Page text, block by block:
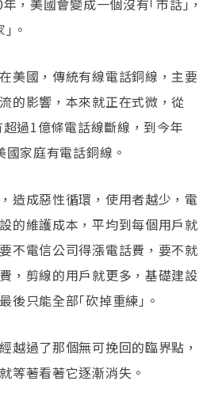
。
美國，傳統有線電話銅線，主要
的影響，本來就正在式微，從
過1億條電話線斷線，到今年
家庭有電話銅線。
造成惡性循環，使用者越少，電
的維護成本，平均到每個用戶就
不電信公司得漲電話費，要不就
，剪線的用戶就更多，基礎建設
後只能全部｢砍掉重練｣。
越過了那個無可挽回的臨界點，
等著看著它逐漸消失。